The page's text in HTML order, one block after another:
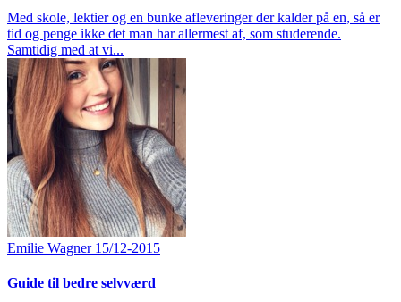
Med skole, lektier og en bunke afleveringer der kalder på en, så er
tid og penge ikke det man har allermest af, som studerende.
Samtidig med at vi...
Emilie Wagner 15/12-2015
Guide til bedre selvværd